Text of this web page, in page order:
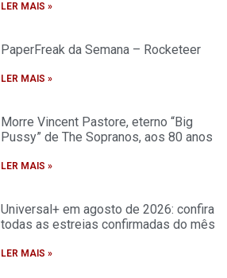
LER MAIS »
PaperFreak da Semana – Rocketeer
LER MAIS »
Morre Vincent Pastore, eterno “Big
Pussy” de The Sopranos, aos 80 anos
LER MAIS »
Universal+ em agosto de 2026: confira
todas as estreias confirmadas do mês
LER MAIS »